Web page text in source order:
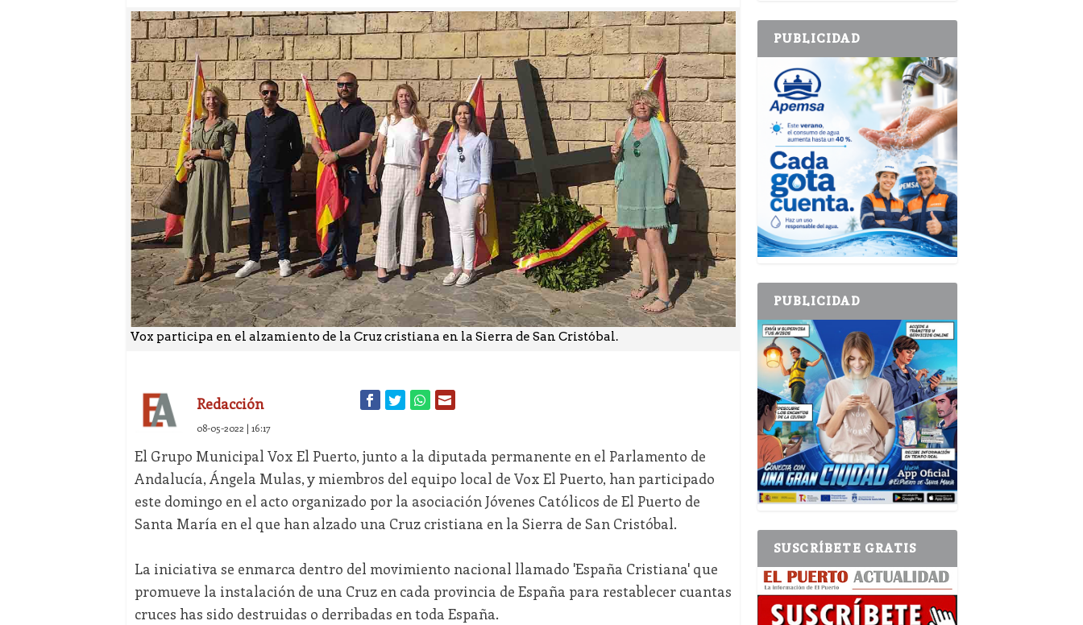
Vox participa en el alzamiento de la Cruz cristiana en la Sierra de San Cristóbal.
Redacción
08-05-2022 | 16:17
El Grupo Municipal Vox El Puerto, junto a la diputada permanente en el Parlamento de
Andalucía, Ángela Mulas, y miembros del equipo local de Vox El Puerto, han participado
este domingo en el acto organizado por la asociación Jóvenes Católicos de El Puerto de
Santa María en el que han alzado una Cruz cristiana en la Sierra de San Cristóbal.
La iniciativa se enmarca dentro del movimiento nacional llamado 'España Cristiana' que
promueve la instalación de una Cruz en cada provincia de España para restablecer cuantas
cruces has sido destruidas o derribadas en toda España.
PUBLICIDAD
PUBLICIDAD
SUSCRÍBETE GRATIS